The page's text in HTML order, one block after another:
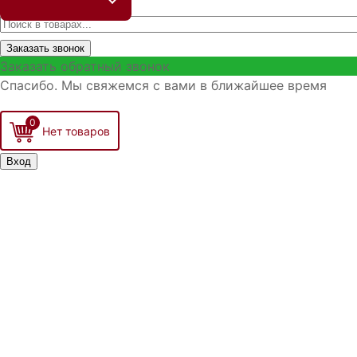
Заказать звонок
Заказать обратный звонок
Спасибо. Мы свяжемся с вами в ближайшее время
0
Вход